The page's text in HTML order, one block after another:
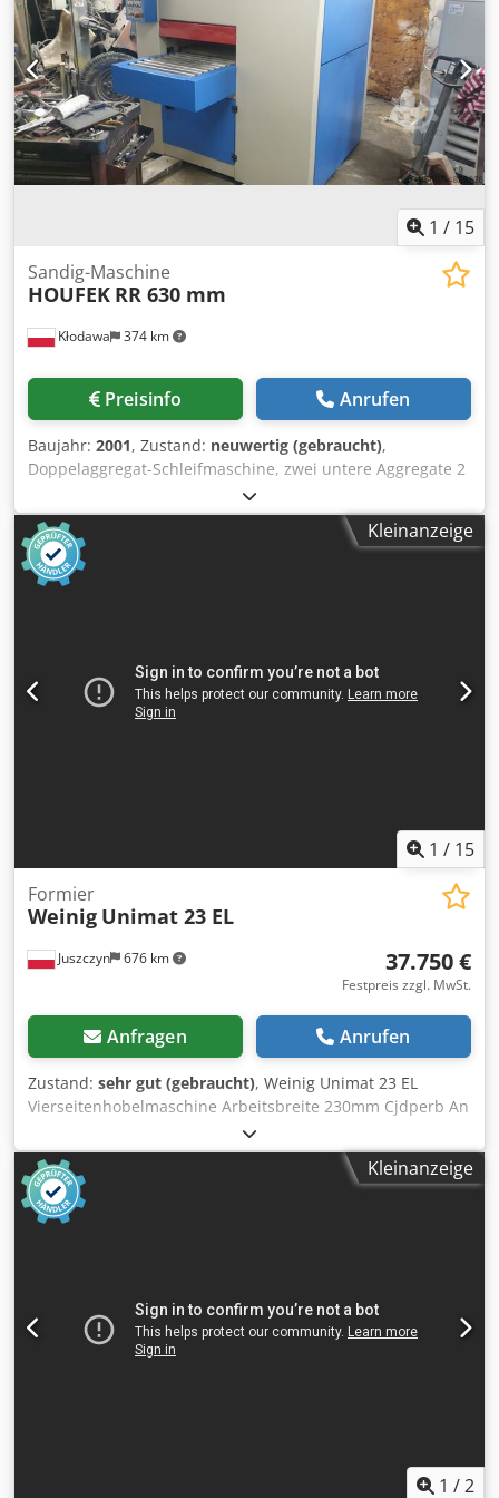
1 / 15
Kłodawa 374 km
Sandig-Maschine
HOUFEK RR 630 mm
Preisinfo Anrufen
Baujahr: 2001, Zustand: neuwertig (gebraucht),
Doppelaggregat-Schleifmaschine, zwei untere Aggregate 2
x7,5 kW Hauptleistung, 4 kW Vorschub, Heben und Senken
2 kW, die Maschine nach der Renovierung, Förderband in
sehr gutem Zustand. Neuer Graphitschuh. Die Maschine
hat zwei Aggregate von unten, Kontaktwalzen Gummi erste
Welle zweite Kombianlage mit Graphitläufer. Arbeitsbreite
pneumatisch. Geschwindigkeit des Schleifbandes 18 m / s.
Schleifschuhe 1. Konformitätserklärung CE-Leistung 21 kW
nominal gesamt. Bearbeitungshöhe 160 mm. Maszyan hat
Kleinanzeige
1 / 15
Juszczyn 676 km
Formier
Weinig Unimat 23 EL
37.750 €
Festpreis zzgl. MwSt.
Anfragen Anrufen
Zustand: sehr gut (gebraucht), Weinig Unimat 23 EL
Vierseitenhobelmaschine Arbeitsbreite 230mm Cjdperb An
Uefx Ah Eorf Arbeitshöhe 160mm Anordnung des Kopfes:
Unten 5,5kw Rechts 4kw Links 5,5kw Rechts 4kw Oben
11kw Unten 5,5kw Oben 7,5kw Unten 7,5kw
Vorschubgeschwindigkeit über Variator einstellbar 6-
36m/min Vorschub durch Kardanwelle angetrieben Walzen
Kleinanzeige
1 /2